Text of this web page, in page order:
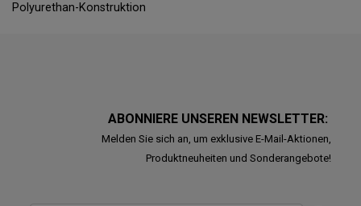
Polyurethan-Konstruktion
ABONNIERE UNSEREN NEWSLETTER:
Melden Sie sich an, um exklusive E-Mail-Aktionen,
Produktneuheiten und Sonderangebote!